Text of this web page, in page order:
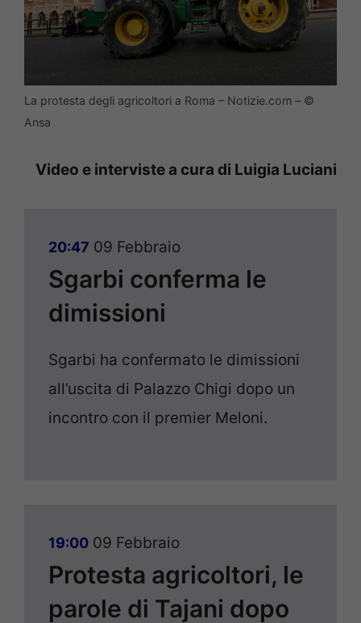
La protesta degli agricoltori a Roma – Notizie.com – ©
Ansa
Video e interviste a cura di Luigia Luciani
20:47 09 Febbraio
Sgarbi conferma le
dimissioni
Sgarbi ha confermato le dimissioni
all’uscita di Palazzo Chigi dopo un
incontro con il premier Meloni.
19:00 09 Febbraio
Protesta agricoltori, le
parole di Tajani dopo